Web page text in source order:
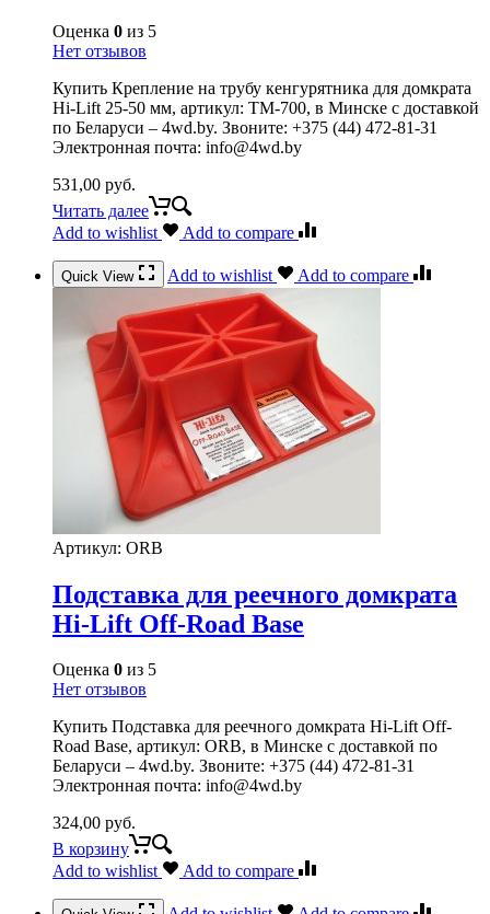
Оценка 0 из 5
Нет отзывов
Купить Крепление на трубу кенгурятника для домкрата
Hi-Lift 25-50 мм, артикул: TM-700, в Минске с доставкой
по Беларуси – 4wd.by. Звоните: +375 (44) 472-81-31
Электронная почта: info@4wd.by
531,00 руб.
Читать далее
Add to wishlist
Add to compare
Quick View Add to wishlist Add to compare
Артикул: ORB
Подставка для реечного домкрата
Hi-Lift Off-Road Base
Оценка 0 из 5
Нет отзывов
Купить Подставка для реечного домкрата Hi-Lift Off-
Road Base, артикул: ORB, в Минске с доставкой по
Беларуси – 4wd.by. Звоните: +375 (44) 472-81-31
Электронная почта: info@4wd.by
324,00 руб.
В корзину
Add to wishlist
Add to compare